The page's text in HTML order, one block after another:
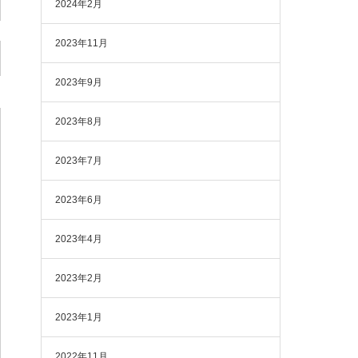
2024年2月
2023年11月
2023年9月
2023年8月
2023年7月
2023年6月
2023年4月
2023年2月
2023年1月